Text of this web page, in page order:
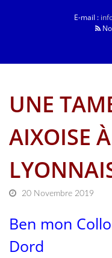
E-mail :
UNE
AIXOISE
20 Novembre 2019
Ben mon
Dord